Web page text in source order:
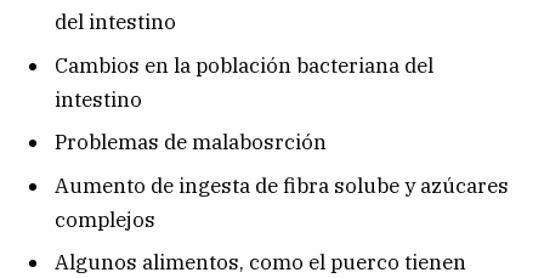
del intestino
Cambios en la población bacteriana del
intestino
Problemas de malabosrción
Aumento de ingesta de fibra solube y azúcares
complejos
Algunos alimentos, como el puerco tienen